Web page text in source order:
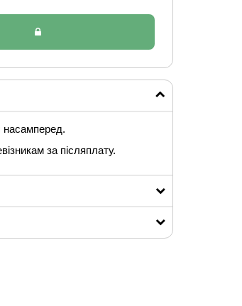
насамперед.
за післяплату.